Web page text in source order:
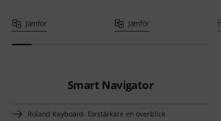
Jämför Jämför
Smart Navigator
Roland Keyboard- förstärkare en överblick